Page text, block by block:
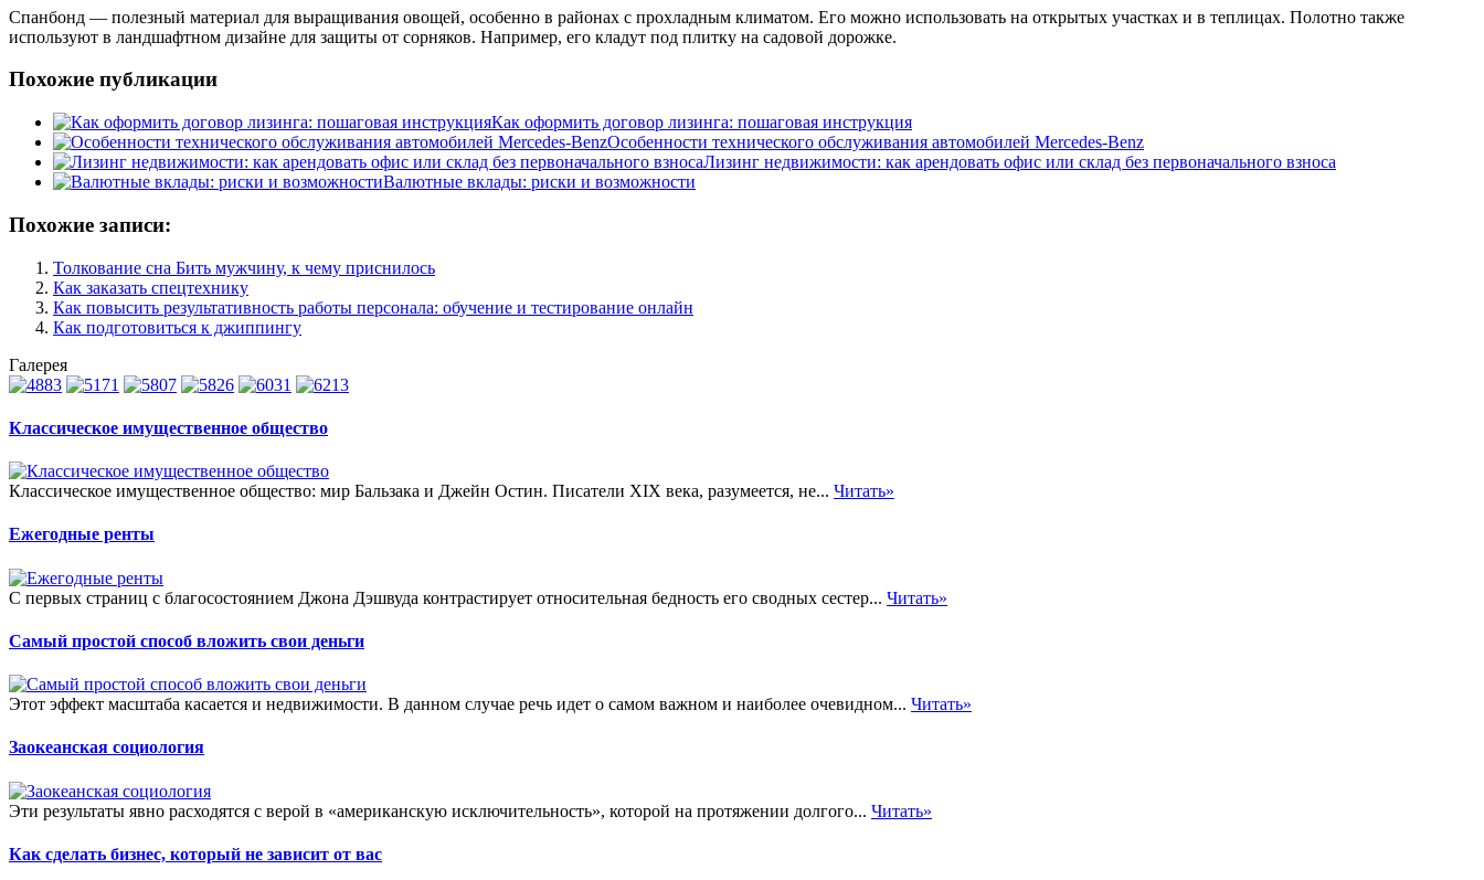
Спанбонд — полезный материал для выращивания овощей, особенно в районах с прохладным климатом. Его можно использовать на открытых участках и в теплицах. Полотно также
используют в ландшафтном дизайне для защиты от сорняков. Например, его кладут под плитку на садовой дорожке.
Похожие публикации
Как оформить договор лизинга: пошаговая инструкция
Особенности технического обслуживания автомобилей Mercedes-Benz
Лизинг недвижимости: как арендовать офис или склад без первоначального взноса
Валютные вклады: риски и возможности
Похожие записи:
Толкование сна Бить мужчину, к чему приснилось
Как заказать спецтехнику
Как повысить результативность работы персонала: обучение и тестирование онлайн
Как подготовиться к джиппингу
Галерея
Классическое имущественное общество
Классическое имущественное общество: мир Бальзака и Джейн Остин. Писатели XIX века, разумеется, не... Читать»
Ежегодные ренты
С первых страниц с благосостоянием Джона Дэшвуда контрастирует относительная бедность его сводных сестер... Читать»
Самый простой способ вложить свои деньги
Этот эффект масштаба касается и недвижимости. В данном случае речь идет о самом важном и наиболее очевидном... Читать»
Заокеанская социология
Эти результаты явно расходятся с верой в «американскую исключительность», которой на протяжении долгого... Читать»
Как сделать бизнес, который не зависит от вас